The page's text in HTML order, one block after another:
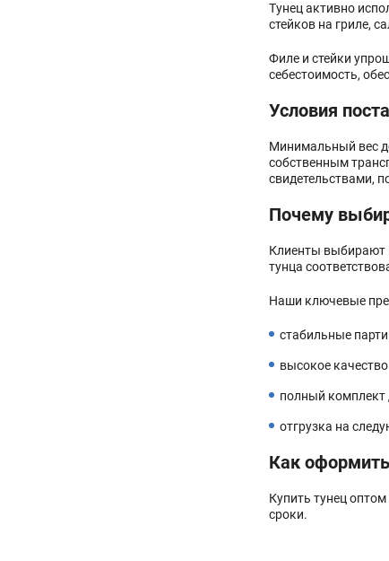
Тунец активно
стейков на гриле,
Филе и стейки
себестоимость,
Условия
Минимальный вес
собственным
свидетельствами,
Почему
Клиенты выбирают
тунца
Наши ключевые
стабильные
высокое
полный комплект
отгрузка на
Как
Купить тунец
сроки.